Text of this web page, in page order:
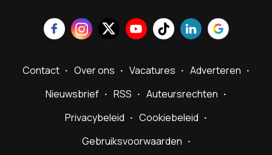
Contact Over ons Vacatures
Adverteren
Nieuwsbrief
RSS
Auteursrechten
Privacybeleid
Cookiebeleid
Gebruiksvoorwaarden